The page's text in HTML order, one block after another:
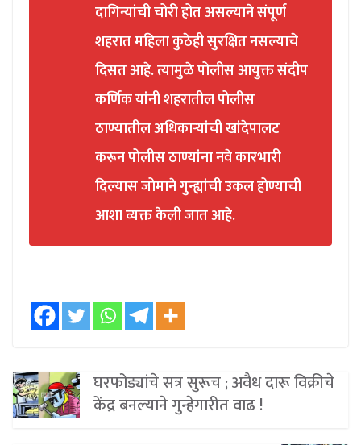
दागिन्यांची चोरी होत असल्याने संपूर्ण
शहरात महिला कुठेही सुरक्षित नसल्याचे
दिसत आहे. त्यामुळे पोलीस आयुक्त संदीप
कर्णिक यांनी शहरातील पोलीस
ठाण्यातील अधिकाऱ्यांची खांदेपालट
करून पोलीस ठाण्यांना नवे कारभारी
दिल्यास जोमाने गुन्ह्यांची उकल होण्याची
आशा व्यक्त केली जात आहे.
घरफोड्यांचे सत्र सुरूच ; अवैध दारू विक्रीचे
केंद्र बनल्याने गुन्हेगारीत वाढ !